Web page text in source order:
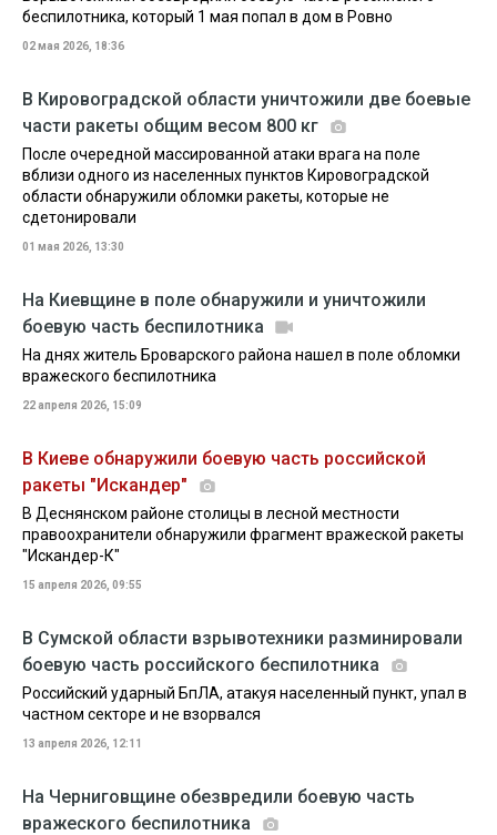
беспилотника, который 1 мая попал в дом в Ровно
02 мая 2026, 18:36
В Кировоградской области уничтожили две боевые
части ракеты общим весом 800 кг
После очередной массированной атаки врага на поле
вблизи одного из населенных пунктов Кировоградской
области обнаружили обломки ракеты, которые не
сдетонировали
01 мая 2026, 13:30
На Киевщине в поле обнаружили и уничтожили
боевую часть беспилотника
На днях житель Броварского района нашел в поле обломки
вражеского беспилотника
22 апреля 2026, 15:09
В Киеве обнаружили боевую часть российской
ракеты "Искандер"
В Деснянском районе столицы в лесной местности
правоохранители обнаружили фрагмент вражеской ракеты
"Искандер-К"
15 апреля 2026, 09:55
В Сумской области взрывотехники разминировали
боевую часть российского беспилотника
Российский ударный БпЛА, атакуя населенный пункт, упал в
частном секторе и не взорвался
13 апреля 2026, 12:11
На Черниговщине обезвредили боевую часть
вражеского беспилотника